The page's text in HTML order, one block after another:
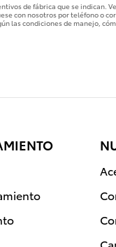
de fábrica que se indican.
con nosotros por teléfono o
las condiciones de manejo,